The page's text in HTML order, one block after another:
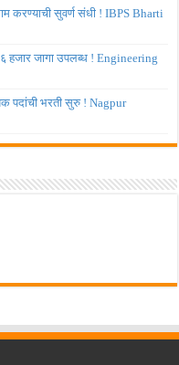
करण्याची सुवर्ण संधी ! IBPS Bharti
हजार जागा उपलब्ध ! Engineering
पदांची भरती सुरु ! Nagpur